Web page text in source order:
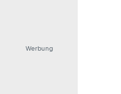
Werbung